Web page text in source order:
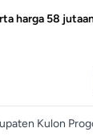
harga 58
Kulon